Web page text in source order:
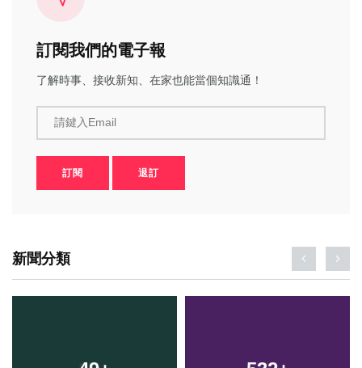
訂閱我們的電子報
了解時事、接收新知、在家也能當個知識通！
請鍵入Email
訂閱 退訂
新聞分類